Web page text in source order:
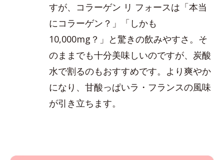
すが、コラーゲン リ フォースは「本当
にコラーゲン？」「しかも
10,000mg？」と驚きの飲みやすさ。そ
のままでも十分美味しいのですが、炭酸
水で割るのもおすすめです。より爽やか
になり、甘酸っぱいラ・フランスの風味
が引き立ちます。